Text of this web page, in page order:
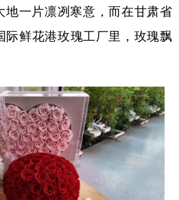
河北 山西
上海 江苏
福建 江西
湖北
一片凛冽寒意，而在甘肃省
际鲜花港玫瑰工厂里，玫瑰飘